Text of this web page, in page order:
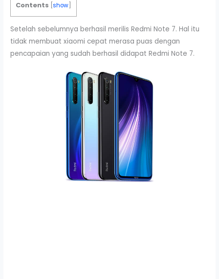
Contents [show
Setelah sebelumnya berhasil merilis Redmi Note 7. Hal itu
tidak membuat xiaomi cepat merasa puas dengan
pencapaian yang sudah berhasil didapat Redmi Note 7.